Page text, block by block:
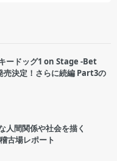
ードッグ1 on Stage -Bet
決定！さらに続編 Part3の
人間関係や社会を描く
古場レポート